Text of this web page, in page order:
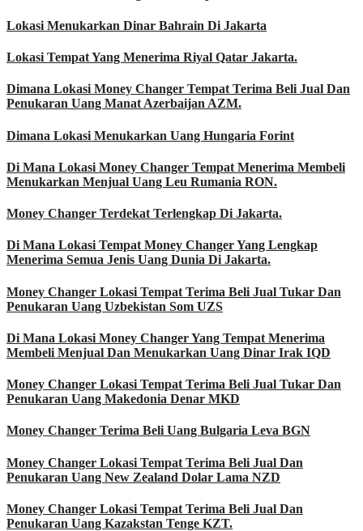
Lokasi Menukarkan Dinar Bahrain Di Jakarta
Lokasi Tempat Yang Menerima Riyal Qatar Jakarta.
Dimana Lokasi Money Changer Tempat Terima Beli Jual Dan
Penukaran Uang Manat Azerbaijan AZM.
Dimana Lokasi Menukarkan Uang Hungaria Forint
Di Mana Lokasi Money Changer Tempat Menerima Membeli
Menukarkan Menjual Uang Leu Rumania RON.
Money Changer Terdekat Terlengkap Di Jakarta.
Di Mana Lokasi Tempat Money Changer Yang Lengkap
Menerima Semua Jenis Uang Dunia Di Jakarta.
Money Changer Lokasi Tempat Terima Beli Jual Tukar Dan
Penukaran Uang Uzbekistan Som UZS
Di Mana Lokasi Money Changer Yang Tempat Menerima
Membeli Menjual Dan Menukarkan Uang Dinar Irak IQD
Money Changer Lokasi Tempat Terima Beli Jual Tukar Dan
Penukaran Uang Makedonia Denar MKD
Money Changer Terima Beli Uang Bulgaria Leva BGN
Money Changer Lokasi Tempat Terima Beli Jual Dan
Penukaran Uang New Zealand Dolar Lama NZD
Money Changer Lokasi Tempat Terima Beli Jual Dan
Penukaran Uang Kazakstan Tenge KZT.